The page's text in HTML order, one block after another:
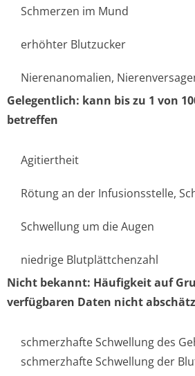
Schmerzen im Mund
erhöhter Blutzucker
Nierenanomalien,
Gelegentlich: kann bis zu 1 von
betreffen
Agitiertheit
Rötung an der Infusionsstelle,
Schwellung um die Augen
niedrige Blutplättchenzahl
Nicht bekannt: Häufigkeit auf
verfügbaren Daten nicht
schmerzhafte Schwellung des
schmerzhafte Schwellung der